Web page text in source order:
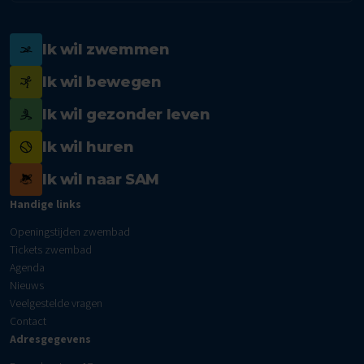
Ik wil zwemmen
Ik wil bewegen
Ik wil gezonder leven
Ik wil huren
Ik wil naar SAM
Handige links
Openingstijden zwembad
Tickets zwembad
Agenda
Nieuws
Veelgestelde vragen
Contact
Adresgegevens